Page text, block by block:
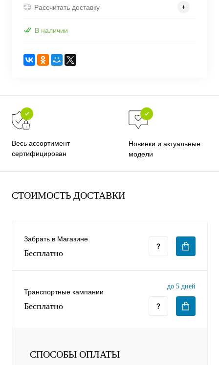
Рассчитать доставку
В наличии
Весь ассортимент
сертифицирован
Новинки и актуальные
модели
СТОИМОСТЬ ДОСТАВКИ
Забрать в Магазине
Бесплатно
Транспортные кампании
Бесплатно
до 5 дней
СПОСОБЫ ОПЛАТЫ